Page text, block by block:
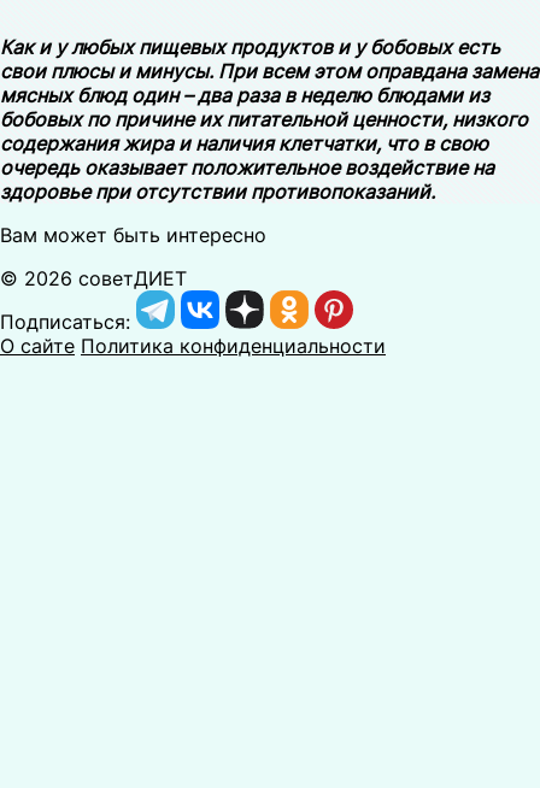
Как и у любых пищевых продуктов и у бобовых есть
свои плюсы и минусы. При всем этом оправдана замена
мясных блюд один – два раза в неделю блюдами из
бобовых по причине их питательной ценности, низкого
содержания жира и наличия клетчатки, что в свою
очередь оказывает положительное воздействие на
здоровье при отсутствии противопоказаний.
Вам может быть интересно
© 2026 советДИЕТ
Подписаться:
О сайте Политика конфиденциальности